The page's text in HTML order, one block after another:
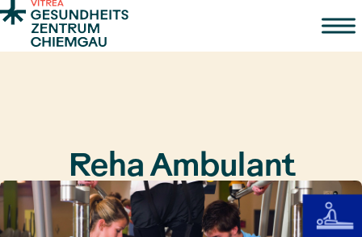
Zum Inhalt springen
Reha Ambulant